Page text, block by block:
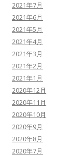
2021年7月
2021年6月
2021年5月
2021年4月
2021年3月
2021年2月
2021年1月
2020年12月
2020年11月
2020年10月
2020年9月
2020年8月
2020年7月